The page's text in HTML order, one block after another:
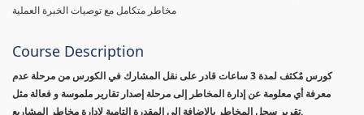
مخاطر متكامل مع توصيات الخبرة العملية
Course Description
كورس مٌكثف لمدة 3 ساعات قادر على نقل المشارك في الكورس من مرحلة عدم
معرفة أي معلومة عن إدارة المخاطر إلى مرحلة إصدار تقارير ملموسة و فعالة مثل
تقرير سجل المخاطر بالإضافة الى المقدرة التامية لإدارة مخاطر المشاريع.